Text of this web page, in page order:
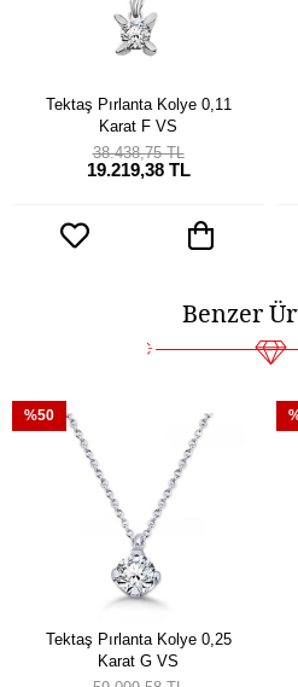
Tektaş Pırlanta Kolye 0,11
Karat F VS
19.219,38 TL
38.438,75 TL
Benzer
Tektaş Pırlanta Kolye 0,25
Karat G VS
%50